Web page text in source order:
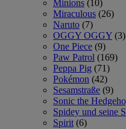
Minions (10)
Miraculous (26)
Naruto (7)
OGGY OGGY (3)
One Piece (9)
Paw Patrol (169)
Peppa Pig (71)
Pokémon (42)
Sesamstraße (9)
Sonic the
Spidey und seine
Spirit (6)